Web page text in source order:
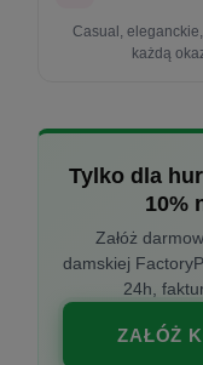
Casual,
każdą
Tylko dla
10%
Załóż
damskiej
24h,
ZAŁÓŻ